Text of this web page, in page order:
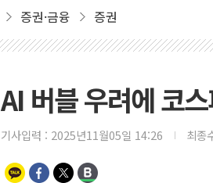
증권·금융 증권
AI 버블 우려에 코
기사입력 : 2025년11월05일 14:26 최종